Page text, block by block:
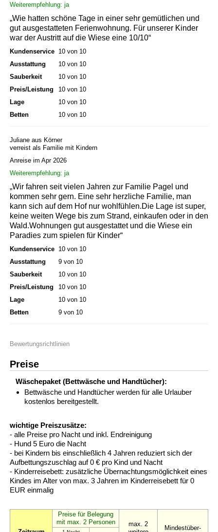
Weiterempfehlung: ja
„Wie hatten schöne Tage in einer sehr gemütlichen und
gut ausgestatteten Ferienwohnung. Für unserer Kinder
war der Austritt auf die Wiese eine 10/10“
Kundenservice 10 von 10
Ausstattung
10 von 10
Sauberkeit
10 von 10
Preis/Leistung
10 von 10
Lage
10 von 10
Betten
10 von 10
Juliane aus Körner
verreist als Familie mit Kindern
Anreise im Apr 2026
Weiterempfehlung: ja
„Wir fahren seit vielen Jahren zur Familie Pagel und
kommen sehr gern. Eine sehr herzliche Familie, man
kann sich auf dem Hof nur wohlfühlen.Die Lage ist super,
keine weiten Wege bis zum Strand, einkaufen oder in den
Wald.Wohnungen gut ausgestattet und die Wiese ein
Paradies zum spielen für Kinder“
Kundenservice 10 von 10
Ausstattung
9 von 10
Sauberkeit
10 von 10
Preis/Leistung
10 von 10
Lage
10 von 10
Betten
9 von 10
Bewertungsrichtlinien
Preise
Wäschepaket (Bettwäsche und Handtücher):
Bettwäsche und Handtücher werden für alle Urlauber
kostenlos bereitgestellt.
wichtige Preiszusätze:
- alle Preise pro Nacht und inkl. Endreinigung
- Hund 5 Euro die Nacht
- bei Kindern bis einschließlich 4 Jahren reduziert sich der
Aufbettungszuschlag auf 0 € pro Kind und Nacht
- Kinderreisebett: zusätzliche Übernachtungsmöglichkeit eines
Kindes im Alter von max. 3 Jahren im Kinderreisebett für 0
EUR einmalig
Preise für Belegung
mit max. 2 Personen
max. 2
Mindestüber-